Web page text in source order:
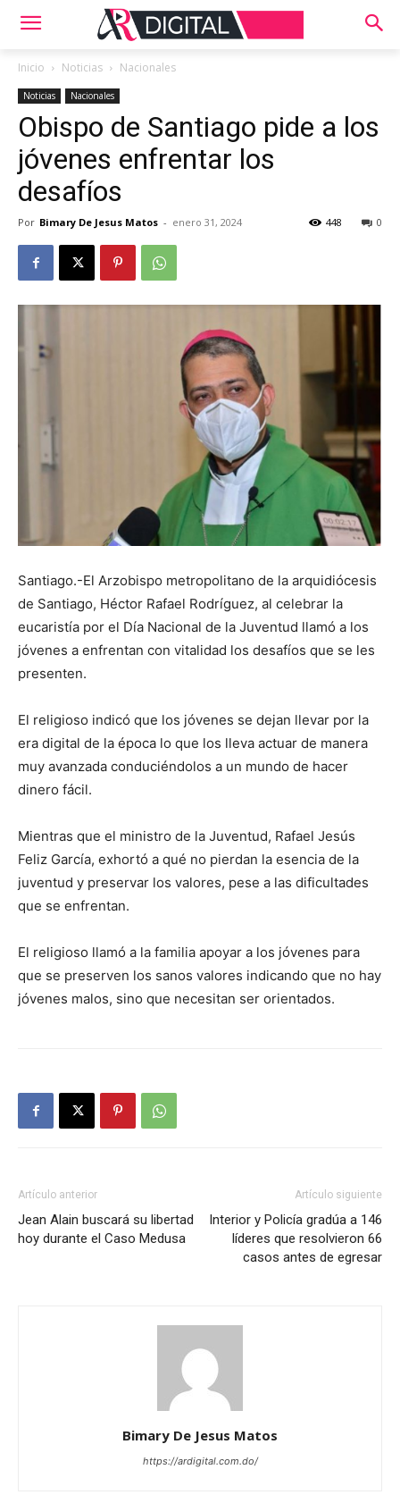
Inicio Noticias Nacionales
Noticias Nacionales
Obispo de Santiago pide a los
jóvenes enfrentar los
desafíos
Por Bimary De Jesus Matos - enero 31, 2024 0
448
Santiago.-El Arzobispo metropolitano de la arquidiócesis
de Santiago, Héctor Rafael Rodríguez, al celebrar la
eucaristía por el Día Nacional de la Juventud llamó a los
jóvenes a enfrentan con vitalidad los desafíos que se les
presenten.
El religioso indicó que los jóvenes se dejan llevar por la
era digital de la época lo que los lleva actuar de manera
muy avanzada conduciéndolos a un mundo de hacer
dinero fácil.
Mientras que el ministro de la Juventud, Rafael Jesús
Feliz García, exhortó a qué no pierdan la esencia de la
juventud y preservar los valores, pese a las dificultades
que se enfrentan.
El religioso llamó a la familia apoyar a los jóvenes para
que se preserven los sanos valores indicando que no hay
jóvenes malos, sino que necesitan ser orientados.
Artículo anterior
Jean Alain buscará su libertad
hoy durante el Caso Medusa
Artículo siguiente
Interior y Policía gradúa a 146
líderes que resolvieron 66
casos antes de egresar
Bimary De Jesus Matos
https://ardigital.com.do/